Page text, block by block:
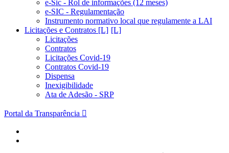
e-Sic - Rol de informações (12 meses)
e-SIC - Regulamentação
Instrumento normativo local que regulamente a LAI
Licitações e Contratos [L]
Licitações
Contratos
Licitações Covid-19
Contratos Covid-19
Dispensa
Inexigibilidade
Ata de Adesão - SRP
Portal da Transparência